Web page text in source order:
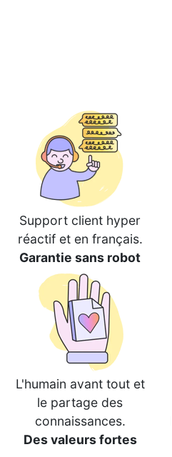
Support client hyper
réactif et en français.
Garantie sans robot
L'humain avant tout et
le partage des
connaissances.
Des valeurs fortes